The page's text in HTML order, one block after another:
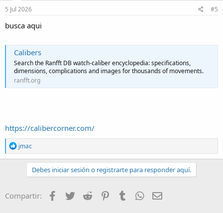
5 Jul 2026 #5
busca aqui
Calibers
Search the Ranfft DB watch-caliber encyclopedia: specifications,
dimensions, complications and images for thousands of movements.
ranfft.org
https://calibercorner.com/
R
e
a
o
n
jmac
Debes iniciar sesión o registrarte para responder aquí.
Compartir: Facebook
Twitter Reddit PinterestTumblrWhatsApp